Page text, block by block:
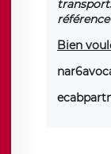
Bien